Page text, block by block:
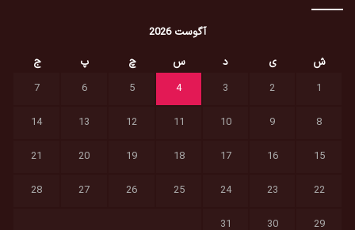
آگوست 2026
ش
ی د س چ پ
ج
1
2
3
4
5
6
7
8
9
10
11
12
13
14
15
16
17
18
19
20
21
22
23
24
25
26
27
28
29
30
31